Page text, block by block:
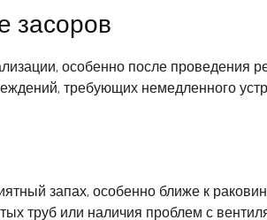
засоров
особенно после проведения
требующих немедленного
запах, особенно ближе к
труб или наличия проблем с